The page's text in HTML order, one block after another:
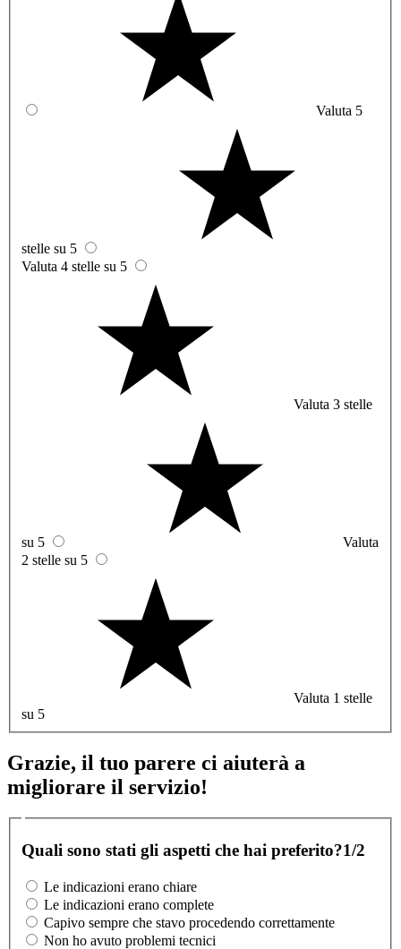
Valuta 5
stelle su 5
Valuta 4 stelle su 5
Valuta 3 stelle
su 5
Valuta
2 stelle su 5
Valuta 1 stelle
su 5
Grazie, il tuo parere ci aiuterà a
migliorare il servizio!
Quali sono stati gli aspetti che hai preferito?1/2
Le indicazioni erano chiare
Le indicazioni erano complete
Capivo sempre che stavo procedendo correttamente
Non ho avuto problemi tecnici